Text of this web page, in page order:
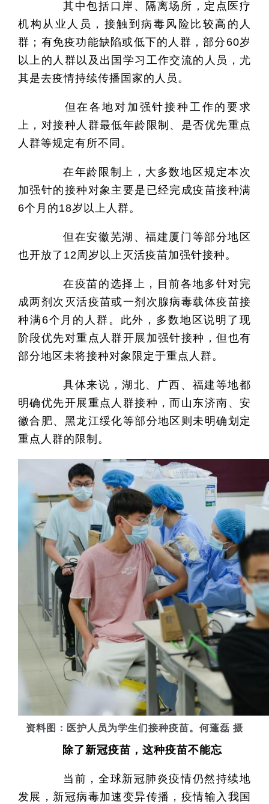
其中包括口岸、隔离场所，定点医疗
机构从业人员，接触到病毒风险比较高的人
群；有免疫功能缺陷或低下的人群，部分60岁
以上的人群以及出国学习工作交流的人员，尤
其是去疫情持续传播国家的人员。
但在各地对加强针接种工作的要求
上，对接种人群最低年龄限制、是否优先重点
人群等规定有所不同。
在年龄限制上，大多数地区规定本次
加强针的接种对象主要是已经完成疫苗接种满
6个月的18岁以上人群。
但在安徽芜湖、福建厦门等部分地区
也开放了12周岁以上灭活疫苗加强针接种。
在疫苗的选择上，目前各地多针对完
成两剂次灭活疫苗或一剂次腺病毒载体疫苗接
种满6个月的人群。此外，多数地区说明了现
阶段优先对重点人群开展加强针接种，但也有
部分地区未将接种对象限定于重点人群。
具体来说，湖北、广西、福建等地都
明确优先开展重点人群接种，而山东济南、安
徽合肥、黑龙江绥化等部分地区则未明确划定
重点人群的限制。
资料图：医护人员为学生们接种疫苗。何蓬磊 摄
除了新冠疫苗，这种疫苗不能忘
当前，全球新冠肺炎疫情仍然持续地
发展，新冠病毒加速变异传播，疫情输入我国